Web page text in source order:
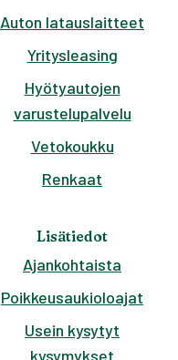
Auton latauslaitteet
Yritysleasing
Hyötyautojen
varustelupalvelu
Vetokoukku
Renkaat
Lisätiedot
Ajankohtaista
Poikkeusaukioloajat
Usein kysytyt
kysymykset